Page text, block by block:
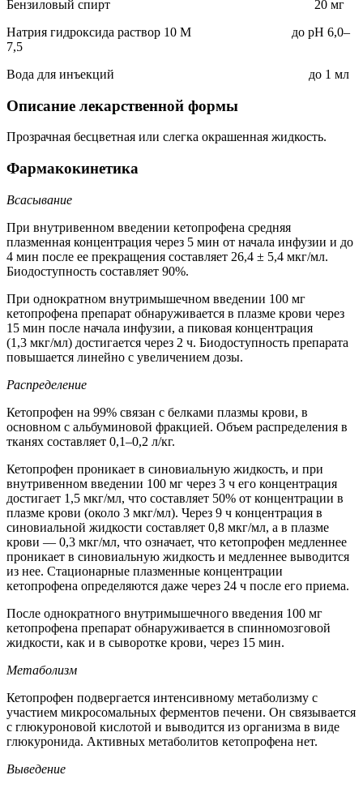
Бензиловый спирт 20 мг
Натрия гидроксида раствор 10 М до рН 6,0–
7,5
Вода для инъекций до 1 мл
Описание лекарственной формы
Прозрачная бесцветная или слегка окрашенная жидкость.
Фармакокинетика
Всасывание
При внутривенном введении кетопрофена средняя
плазменная концентрация через 5 мин от начала инфузии и до
4 мин после ее прекращения составляет 26,4 ± 5,4 мкг/мл.
Биодоступность составляет 90%.
При однократном внутримышечном введении 100 мг
кетопрофена препарат обнаруживается в плазме крови через
15 мин после начала инфузии, а пиковая концентрация
(1,3 мкг/мл) достигается через 2 ч. Биодоступность препарата
повышается линейно с увеличением дозы.
Распределение
Кетопрофен на 99% связан с белками плазмы крови, в
основном с альбуминовой фракцией. Объем распределения в
тканях составляет 0,1–0,2 л/кг.
Кетопрофен проникает в синовиальную жидкость, и при
внутривенном введении 100 мг через 3 ч его концентрация
достигает 1,5 мкг/мл, что составляет 50% от концентрации в
плазме крови (около 3 мкг/мл). Через 9 ч концентрация в
синовиальной жидкости составляет 0,8 мкг/мл, а в плазме
крови — 0,3 мкг/мл, что означает, что кетопрофен медленнее
проникает в синовиальную жидкость и медленнее выводится
из нее. Стационарные плазменные концентрации
кетопрофена определяются даже через 24 ч после его приема.
После однократного внутримышечного введения 100 мг
кетопрофена препарат обнаруживается в спинномозговой
жидкости, как и в сыворотке крови, через 15 мин.
Метаболизм
Кетопрофен подвергается интенсивному метаболизму с
участием микросомальных ферментов печени. Он связывается
с глюкуроновой кислотой и выводится из организма в виде
глюкуронида. Активных метаболитов кетопрофена нет.
Выведение